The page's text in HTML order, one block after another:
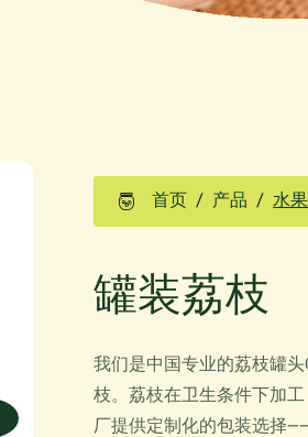
首页 产品 水
罐装荔枝
我们是中国专业的荔枝罐
枝。荔枝在卫生条件下加
厂提供定制化的包装选择